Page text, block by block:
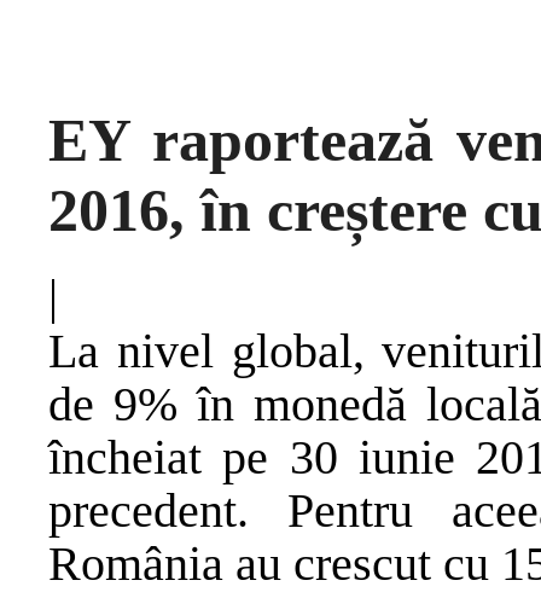
EY raportează
2016, în creștere
|
La nivel global,
de 9% în monedă
încheiat pe 30 iunie
precedent. Pentru
România au crescut cu